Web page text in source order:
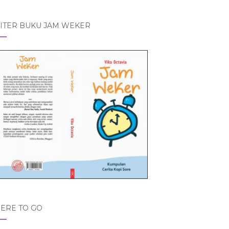
BUKU JAM WEKER
TO GO